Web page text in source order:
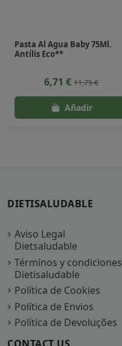
Pasta Al Agua Baby 75Ml.
Antílis Eco**
6,71 € 11,75 €
DIETISALUDABLE
Aviso Legal
Dietsaludable
Términos y condiciones
Dietisaludable
Política de Cookies
Política de Envios
Política de Devoluções